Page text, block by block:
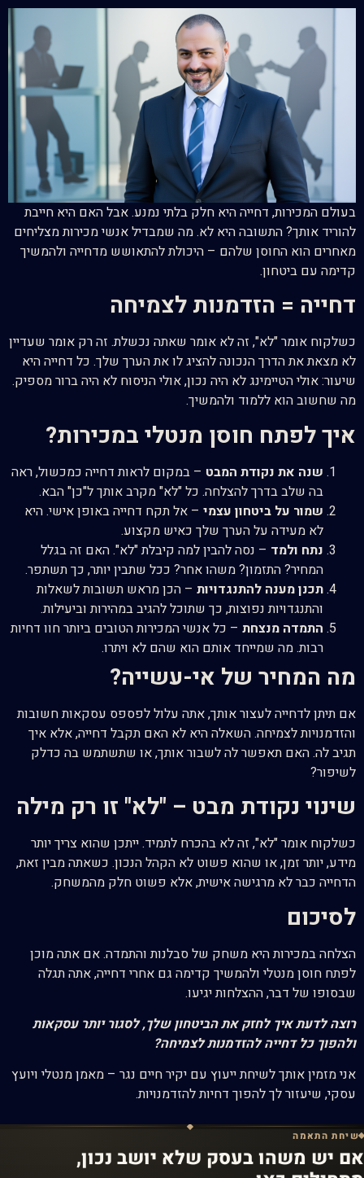
בעולם המכירות, דחייה היא חלק בלתי נמנע. אבל האם היא חייבת
להוריד אותך? התשובה היא לא. מה שמבדיל אנשי מכירות מצליחים
מאחרים הוא החוסן שלהם – היכולת להתאושש מדחייה ולהמשיך
קדימה עם ביטחון.
דחייה = הזדמנות לצמיחה
כשלקוח אומר "לא", זה לא אומר שאתה נכשלת. זה רק אומר שעדיין
לא מצאת את הדרך הנכונה להציג לו את הערך שלך. כל דחייה היא
שיעור: אולי הטיימינג לא היה נכון, אולי הניסוח לא היה ברור מספיק.
מה שחשוב הוא ללמוד ולהמשיך.
איך לפתח חוסן מנטלי במכירות?
שנה את נקודת המבט – במקום לראות דחייה כמכשול, ראה
בה שלב בדרך להצלחה. כל "לא" מקרב אותך ל"כן" הבא.
שמור על ביטחון עצמי – אל תקח דחייה באופן אישי. היא
לא מעידה על הערך שלך כאיש מקצוע.
נתח ולמד – נסה להבין למה קיבלת "לא". האם זה בגלל
המחיר? התזמון? משהו אחר? ככל שתבין יותר, כך תשתפר.
תכנן מענה להתנגדויות – הכן מראש תשובות לשאלות
והתנגדויות נפוצות, כך שתוכל להגיב במהירות וביעילות.
התמדה מנצחת – כל אנשי המכירות הטובים ביותר חוו דחיות
רבות. מה שמייחד אותם הוא שהם לא ויתרו.
מה המחיר של אי-עשייה?
אם תיתן לדחייה לעצור אותך, אתה עלול לפספס עסקאות חשובות
והזדמנויות לצמיחה. השאלה היא לא האם תקבל דחייה, אלא איך
תגיב לה. האם תאפשר לה לשבור אותך, או שתשתמש בה כדלק
לשיפור?
שינוי נקודת מבט – "לא" זו רק מילה
כשלקוח אומר "לא", זה לא בהכרח לתמיד. ייתכן שהוא צריך יותר
מידע, יותר זמן, או שהוא פשוט לא הקהל הנכון. כשאתה מבין זאת,
הדחייה כבר לא מרגישה אישית, אלא פשוט חלק מהמשחק.
לסיכום
הצלחה במכירות היא משחק של סבלנות והתמדה. אם אתה מוכן
לפתח חוסן מנטלי ולהמשיך קדימה גם אחרי דחייה, אתה תגלה
שבסופו של דבר, ההצלחות יגיעו.
רוצה לדעת איך לחזק את הביטחון שלך, לסגור יותר עסקאות
ולהפוך כל דחייה להזדמנות לצמיחה?
אני מזמין אותך לשיחת ייעוץ עם יקיר חיים נגר – מאמן מנטלי ויועץ
עסקי, שיעזור לך להפוך דחיות להזדמנויות.
שיחת התאמה
אם יש משהו בעסק שלא יושב נכון,